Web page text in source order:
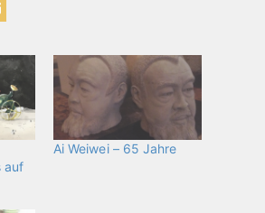
auf
Ai Weiwei – 65 Jahre